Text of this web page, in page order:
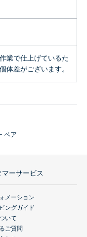
業で仕上げているた
体差がございます。
ペア
マーサービス
メーション
ングガイド
いて
ご質問